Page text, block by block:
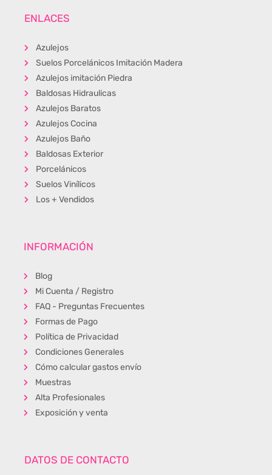
ENLACES
Azulejos
Suelos Porcelánicos Imitación Madera
Azulejos imitación Piedra
Baldosas Hidraulicas
Azulejos Baratos
Azulejos Cocina
Azulejos Baño
Baldosas Exterior
Porcelánicos
Suelos Vinílicos
Los + Vendidos
INFORMACIÓN
Blog
Mi Cuenta / Registro
FAQ - Preguntas Frecuentes
Formas de Pago
Política de Privacidad
Condiciones Generales
Cómo calcular gastos envío
Muestras
Alta Profesionales
Exposición y venta
DATOS DE CONTACTO